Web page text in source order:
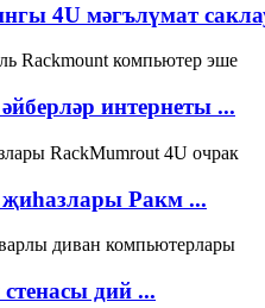
4U мәгълүмат
интернеты ...
җиһазлары Ракм ...
дий ...